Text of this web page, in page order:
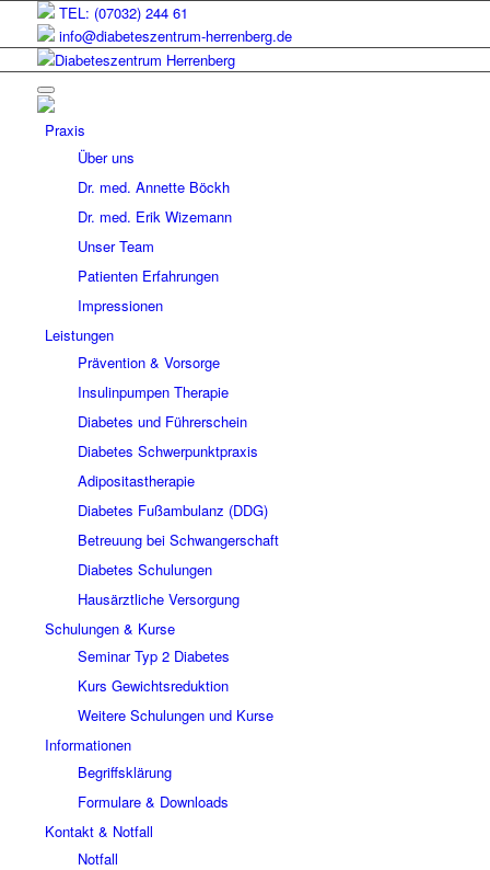
TEL: (07032) 244 61
info@diabeteszentrum-herrenberg.de
Praxis
Über uns
Dr. med. Annette Böckh
Dr. med. Erik Wizemann
Unser Team
Patienten Erfahrungen
Impressionen
Leistungen
Prävention & Vorsorge
Insulinpumpen Therapie
Diabetes und Führerschein
Diabetes Schwerpunktpraxis
Adipositastherapie
Diabetes Fußambulanz (DDG)
Betreuung bei Schwangerschaft
Diabetes Schulungen
Hausärztliche Versorgung
Schulungen & Kurse
Seminar Typ 2 Diabetes
Kurs Gewichtsreduktion
Weitere Schulungen und Kurse
Informationen
Begriffsklärung
Formulare & Downloads
Kontakt & Notfall
Notfall